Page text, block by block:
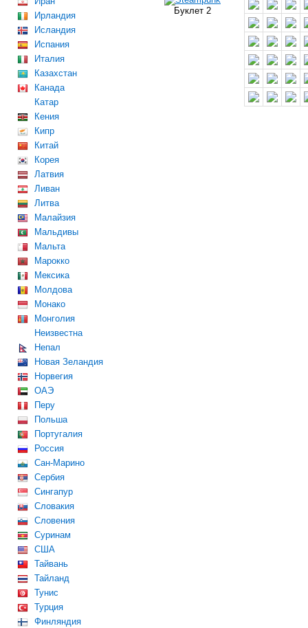
Ирландия
Исландия
Испания
Италия
Казахстан
Канада
Катар
Кения
Кипр
Китай
Корея
Латвия
Ливан
Литва
Малайзия
Мальдивы
Мальта
Марокко
Мексика
Молдова
Монако
Монголия
Неизвестна
Непал
Новая Зеландия
Норвегия
ОАЭ
Перу
Польша
Португалия
Россия
Сан-Марино
Сербия
Сингапур
Словакия
Словения
Суринам
США
Тайвань
Тайланд
Тунис
Турция
Финляндия
Буклет 2